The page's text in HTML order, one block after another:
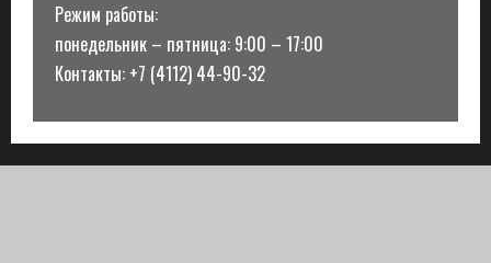
Режим работы:
понедельник – пятница: 9:00 – 17:00
Контакты: +7 (4112) 44-90-32